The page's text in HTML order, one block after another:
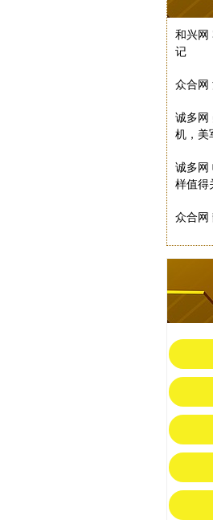
和兴网
记
众合网
诚多网
机，美
诚多网
样值得
众合网